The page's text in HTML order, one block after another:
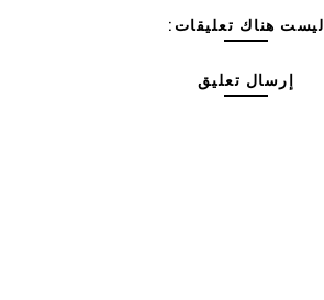
ليست هناك تعليقات:
إرسال تعليق